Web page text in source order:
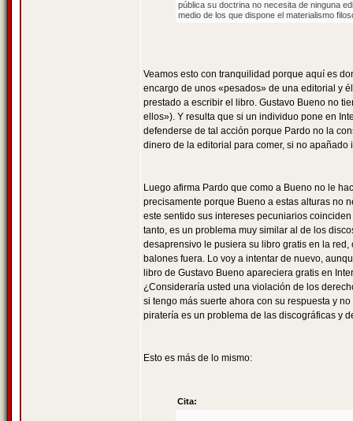
pública su doctrina no necesita de ninguna
medio de los que dispone el materialismo
Veamos esto con tranquilidad porque aquí es
encargo de unos «pesados» de una editorial y
prestado a escribir el libro. Gustavo Bueno no
ellos»). Y resulta que si un individuo pone en
defenderse de tal acción porque Pardo no la
dinero de la editorial para comer, si no apañado
Luego afirma Pardo que como a Bueno no le
precisamente porque Bueno a estas alturas no
este sentido sus intereses pecuniarios
tanto, es un problema muy similar al de los
desaprensivo le pusiera su libro gratis en la
balones fuera. Lo voy a intentar de nuevo,
libro de Gustavo Bueno apareciera gratis en
¿Consideraría usted una violación de los
si tengo más suerte ahora con su respuesta y
piratería es un problema de las discográficas y
Esto es más de lo mismo:
Cita: